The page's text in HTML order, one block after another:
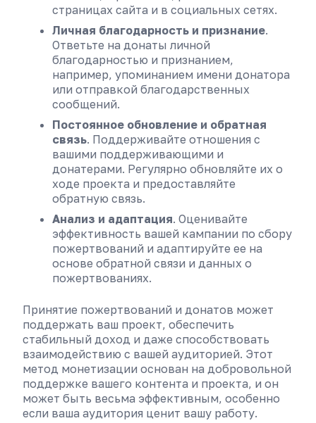
страницах сайта и в социальных сетях.
Личная благодарность и признание.
Ответьте на донаты личной
благодарностью и признанием,
например, упоминанием имени донатора
или отправкой благодарственных
сообщений.
Постоянное обновление и обратная
связь. Поддерживайте отношения с
вашими поддерживающими и
донатерами. Регулярно обновляйте их о
ходе проекта и предоставляйте
обратную связь.
Анализ и адаптация. Оценивайте
эффективность вашей кампании по сбору
пожертвований и адаптируйте ее на
основе обратной связи и данных о
пожертвованиях.
Принятие пожертвований и донатов может
поддержать ваш проект, обеспечить
стабильный доход и даже способствовать
взаимодействию с вашей аудиторией. Этот
метод монетизации основан на добровольной
поддержке вашего контента и проекта, и он
может быть весьма эффективным, особенно
если ваша аудитория ценит вашу работу.